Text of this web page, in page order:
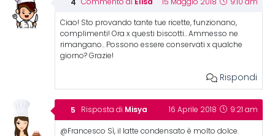
Ciao! Sto provando tante tue ricette, funzionano,
complimenti! Ora x questi biscotti.. Ammesso ne
rimangano.. Possono essere conservati x qualche
giorno? Grazie!
Rispondi
Risposta di Misya 16 Aprile 2018 9:21 am
@Francesco Sì, il latte condensato è molto dolce.